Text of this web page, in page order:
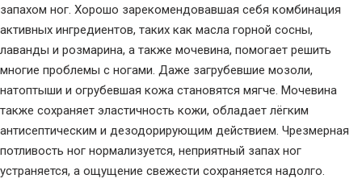
запахом ног. Хорошо зарекомендовавшая себя комбинация
активных ингредиентов, таких как масла горной сосны,
лаванды и розмарина, а также мочевина, помогает решить
многие проблемы с ногами. Даже загрубевшие мозоли,
натоптыши и огрубевшая кожа становятся мягче. Мочевина
также сохраняет эластичность кожи, обладает лёгким
антисептическим и дезодорирующим действием. Чрезмерная
потливость ног нормализуется, неприятный запах ног
устраняется, а ощущение свежести сохраняется надолго.